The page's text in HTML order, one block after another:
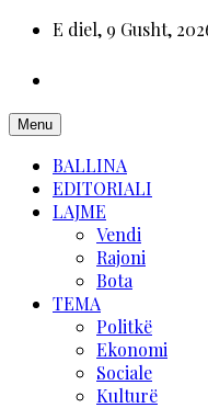
E diel, 9 Gusht,
Menu
BALLINA
EDITORIALI
LAJME
Vendi
Rajoni
Bota
TEMA
Politkë
Ekonomi
Sociale
Kulturë